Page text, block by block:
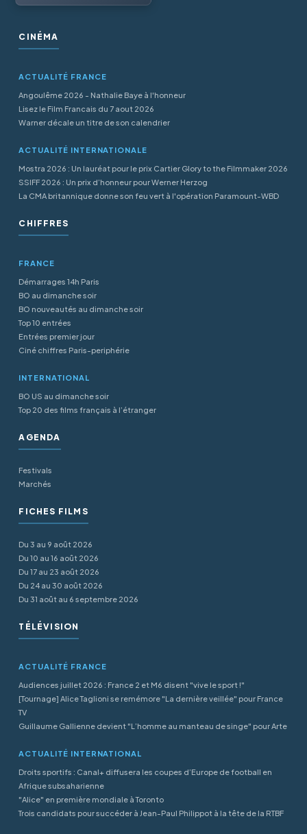
CINÉMA
ACTUALITÉ FRANCE
Angoulême 2026 - Nathalie Baye à l'honneur
Lisez le Film Francais du 7 aout 2026
Warner décale un titre de son calendrier
ACTUALITÉ INTERNATIONALE
Mostra 2026 : Un lauréat pour le prix Cartier Glory to the Filmmaker 2026
SSIFF 2026 : Un prix d’honneur pour Werner Herzog
La CMA britannique donne son feu vert à l'opération Paramount-WBD
CHIFFRES
FRANCE
Démarrages 14h Paris
BO au dimanche soir
BO nouveautés au dimanche soir
Top 10 entrées
Entrées premier jour
Ciné chiffres Paris-periphérie
INTERNATIONAL
BO US au dimanche soir
Top 20 des films français à l’étranger
AGENDA
Festivals
Marchés
FICHES FILMS
Du 3 au 9 août 2026
Du 10 au 16 août 2026
Du 17 au 23 août 2026
Du 24 au 30 août 2026
Du 31 août au 6 septembre 2026
TÉLÉVISION
ACTUALITÉ FRANCE
Audiences juillet 2026 : France 2 et M6 disent "vive le sport !"
[Tournage] Alice Taglioni se remémore "La dernière veillée" pour France
TV
Guillaume Gallienne devient "L’homme au manteau de singe" pour Arte
ACTUALITÉ INTERNATIONAL
Droits sportifs : Canal+ diffusera les coupes d’Europe de football en
Afrique subsaharienne
"Alice" en première mondiale à Toronto
Trois candidats pour succéder à Jean-Paul Philippot à la tête de la RTBF